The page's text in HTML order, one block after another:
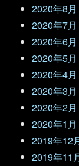
2020年8月
2020年7月
2020年6月
2020年5月
2020年4月
2020年3月
2020年2月
2020年1月
2019年12
2019年11